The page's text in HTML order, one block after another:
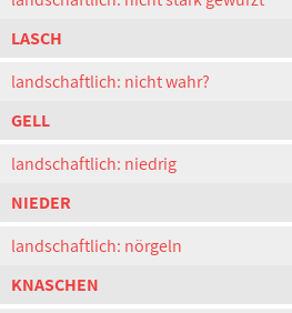
LASCH
landschaftlich: nicht wahr?
GELL
landschaftlich: niedrig
NIEDER
landschaftlich: nörgeln
KNASCHEN